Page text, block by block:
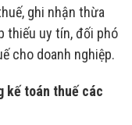
ghi nhận thừa
thiếu uy tín, đối phó
cho doanh nghiệp.
kế toán thuế các